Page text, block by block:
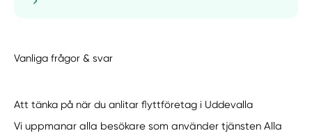
Vanliga frågor & svar
Att tänka på när du anlitar flyttföretag i Uddevalla
Vi uppmanar alla besökare som använder tjänsten Alla